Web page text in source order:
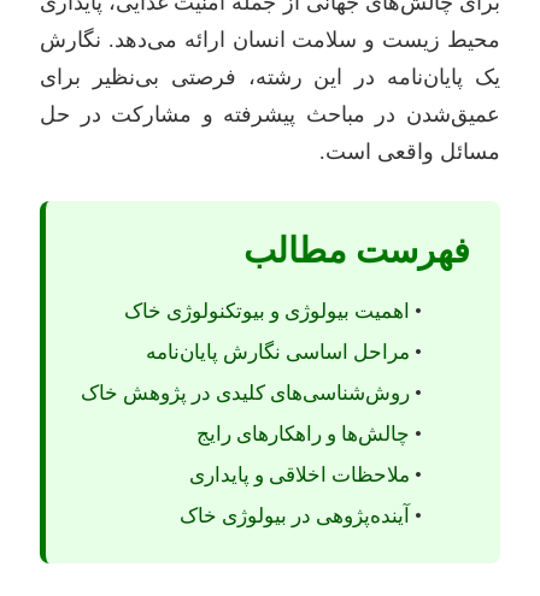
محیط زیست و سلامت انسان ارائه می‌دهد. نگارش
یک پایان‌نامه در این رشته، فرصتی بی‌نظیر برای
عمیق‌شدن در مباحث پیشرفته و مشارکت در حل
مسائل واقعی است.
فهرست مطالب
• اهمیت بیولوژی و بیوتکنولوژی خاک
• مراحل اساسی نگارش پایان‌نامه
• روش‌شناسی‌های کلیدی در پژوهش خاک
• چالش‌ها و راهکارهای رایج
• ملاحظات اخلاقی و پایداری
• آینده‌پژوهی در بیولوژی خاک